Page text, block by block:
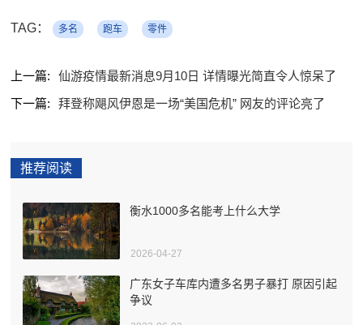
TAG： 多名 跑车 零件
上一篇:
仙游疫情最新消息9月10日 详情曝光简直令人惊呆了
下一篇:
拜登称飓风伊恩是一场“美国危机” 网友的评论亮了
推荐阅读
衡水1000多名能考上什么大学
2026-04-27
广东女子车库内遭多名男子暴打 原因引起
争议